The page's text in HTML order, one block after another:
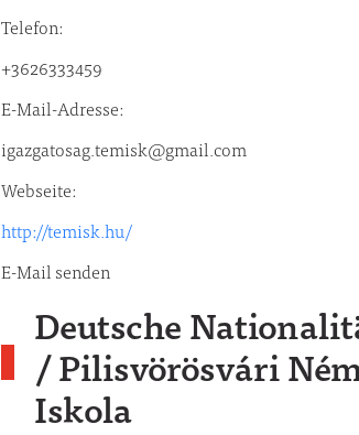
Telefon:
+3626333459
E-Mail-Adresse:
igazgatosag.temisk@gmail.com
Webseite:
http://temisk.hu/
E-Mail senden
Deutsche
/ Pilisvörösvári
Iskola